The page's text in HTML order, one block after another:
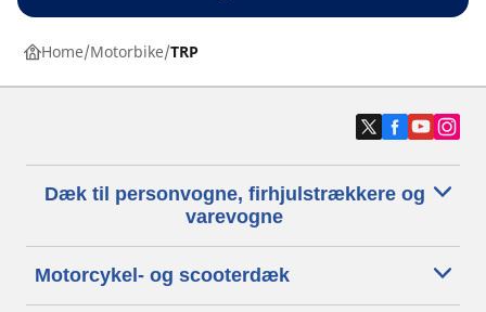
Home Motorbike TRP
Dæk til personvogne, firhjulstrækkere og
varevogne
Motorcykel- og scooterdæk